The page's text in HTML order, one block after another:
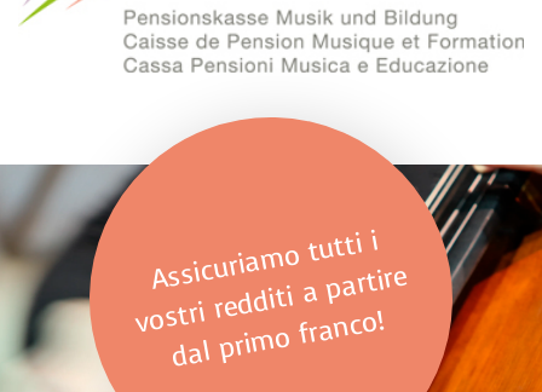
Assicuriamo tutti i
vostri redditi a partire
dal primo franco!